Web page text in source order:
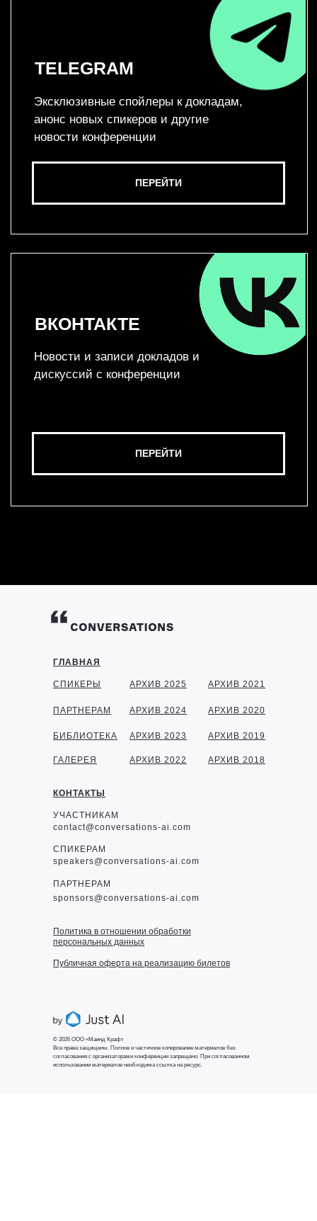
Политика в отношении обработки
персональных данных
Публичная оферта на реализацию билетов
© 2026 ООО «Маинд Крафт
Все права защищены. Полное и частичное копирование материалов без
согласования с организаторами конференции запрещено. При согласованном
использовании материалов необходима ссылка на ресурс.
ГЛАВНАЯ
КОНТАКТЫ
СПИКЕРЫ
ПАРТНЕРАМ
БИБЛИОТЕКА
УЧАСТНИКАМ
contact@conversations-ai.com
СПИКЕРАМ
speakers@conversations-ai.com
ПАРТНЕРАМ
sponsors@conversations-ai.com
ГАЛЕРЕЯ
АРХИВ 2025
АРХИВ 2024
АРХИВ 2023
АРХИВ 2022
АРХИВ 2021
АРХИВ 2020
АРХИВ 2019
АРХИВ 2018